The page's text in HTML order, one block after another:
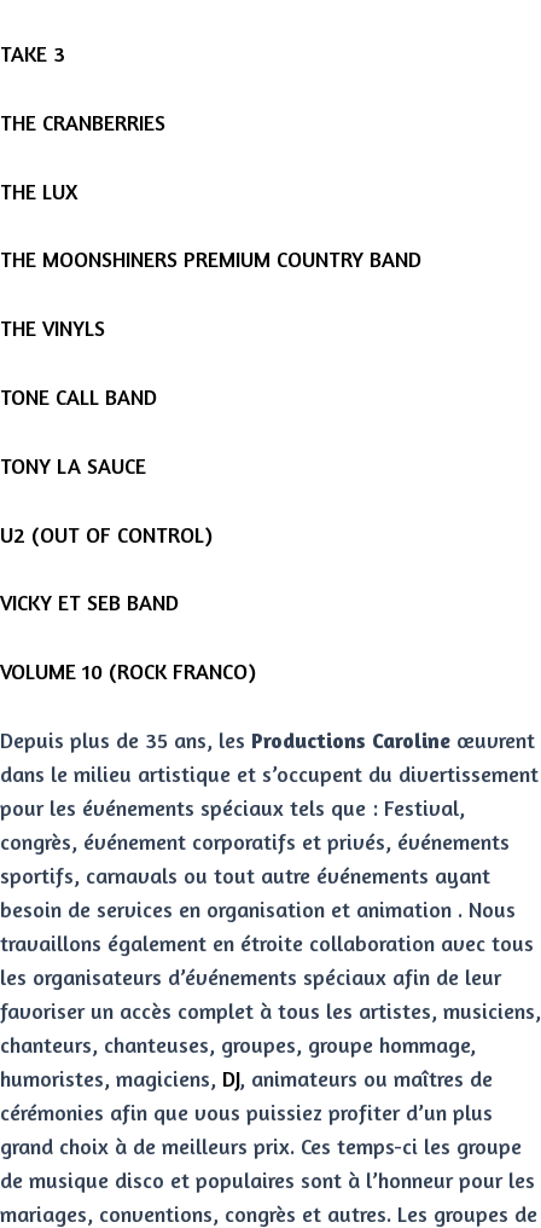
TAKE 3
THE CRANBERRIES
THE LUX
THE MOONSHINERS PREMIUM COUNTRY BAND
THE VINYLS
TONE CALL BAND
TONY LA SAUCE
U2 (OUT OF CONTROL)
VICKY ET SEB BAND
VOLUME 10 (ROCK FRANCO)
Depuis plus de 35 ans, les Productions Caroline œuvrent
dans le milieu artistique et s’occupent du divertissement
pour les événements spéciaux tels que : Festival,
congrès, événement corporatifs et privés, événements
sportifs, carnavals ou tout autre événements ayant
besoin de services en organisation et animation . Nous
travaillons également en étroite collaboration avec tous
les organisateurs d’événements spéciaux afin de leur
favoriser un accès complet à tous les artistes, musiciens,
chanteurs, chanteuses, groupes, groupe hommage,
humoristes, magiciens, DJ, animateurs ou maîtres de
cérémonies afin que vous puissiez profiter d’un plus
grand choix à de meilleurs prix. Ces temps-ci les groupe
de musique disco et populaires sont à l’honneur pour les
mariages, conventions, congrès et autres. Les groupes de